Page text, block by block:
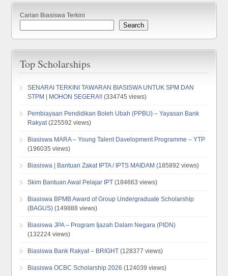
Carian Biasiswa Terkini
Search
Top Scholarships
SENARAI TERKINI TAWARAN BIASISWA UNTUK SPM DAN
STPM | MOHON SEGERA!! (334745 views)
Pembiayaan Pendidikan Boleh Ubah (PPBU) – Yayasan Bank
Rakyat (225592 views)
Biasiswa MARA – Young Talent Davelopment Programme – YTP
(196035 views)
Biasiswa | Bantuan Zakat IPTA / IPTS MAIDAM (185892 views)
Skim Bantuan Awal Pelajar IPT (184663 views)
Biasiswa BPMB Award of Group Undergraduate Scholarship
(BAGUS) (149888 views)
Biasiswa JPA – Program Ijazah Dalam Negara (PIDN)
(132224 views)
Biasiswa Bank Rakyat – BRIGHT (128377 views)
Biasiswa OCBC Scholarship 2026 (124039 views)